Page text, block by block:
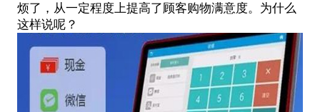
烦了，从一定程度上提高了顾客购物满意度。为什么
这样说呢？